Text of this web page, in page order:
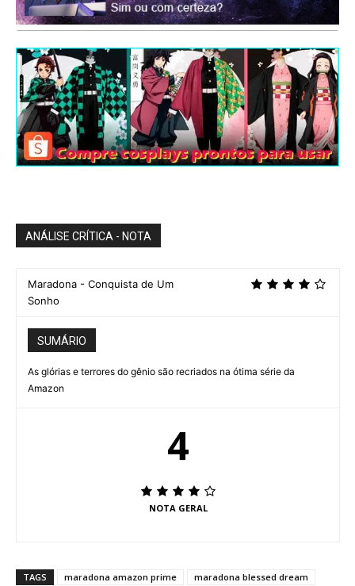
ANÁLISE CRÍTICA - NOTA
Maradona - Conquista de Um
Sonho
SUMÁRIO
As glórias e terrores do gênio são recriados na ótima série da
Amazon
4
NOTA GERAL
TAGS maradona amazon prime
maradona blessed dream